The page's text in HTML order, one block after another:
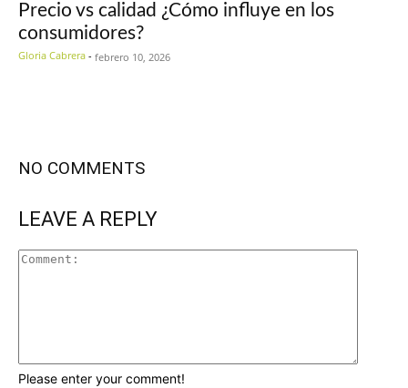
Precio vs calidad ¿Cómo influye en los
consumidores?
Gloria Cabrera - febrero 10, 2026
NO COMMENTS
LEAVE A REPLY
Please enter your comment!